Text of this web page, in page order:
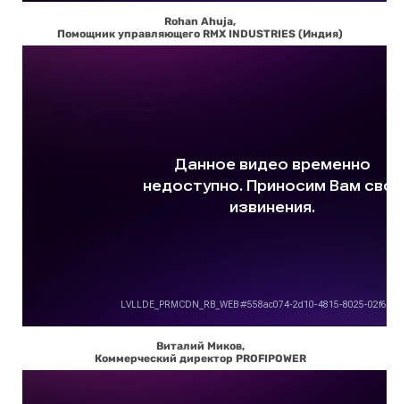
Rohan Ahuja,
Помощник управляющего RMX INDUSTRIES (Индия)
Виталий Миков,
Коммерческий директор PROFIPOWER